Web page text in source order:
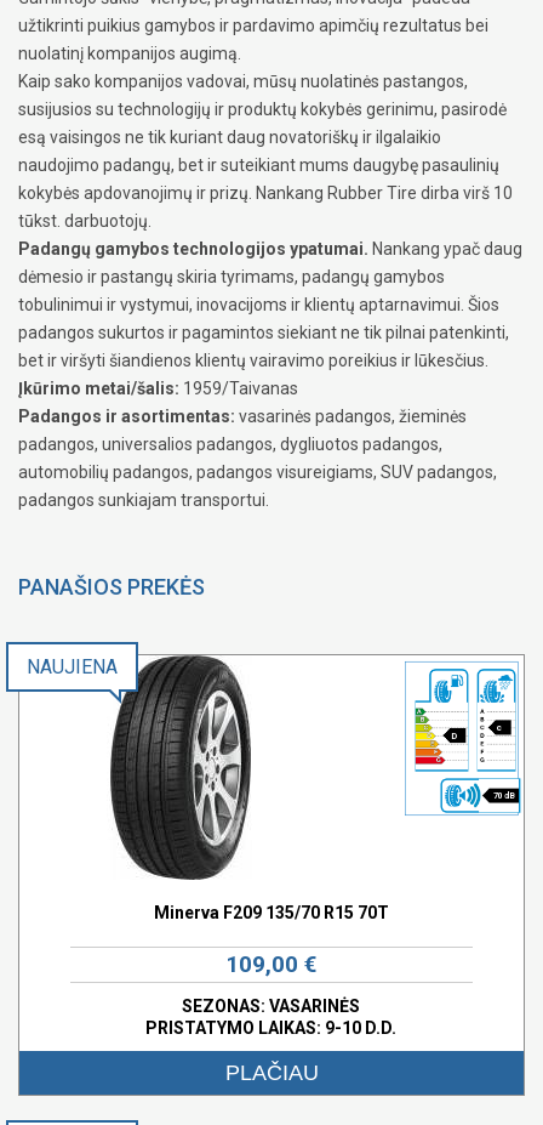
užtikrinti puikius gamybos ir pardavimo apimčių rezultatus bei
nuolatinį kompanijos augimą.
Kaip sako kompanijos vadovai, mūsų nuolatinės pastangos,
susijusios su technologijų ir produktų kokybės gerinimu, pasirodė
esą vaisingos ne tik kuriant daug novatoriškų ir ilgalaikio
naudojimo padangų, bet ir suteikiant mums daugybę pasaulinių
kokybės apdovanojimų ir prizų. Nankang Rubber Tire dirba virš 10
tūkst. darbuotojų.
Padangų gamybos technologijos ypatumai. Nankang ypač daug
dėmesio ir pastangų skiria tyrimams, padangų gamybos
tobulinimui ir vystymui, inovacijoms ir klientų aptarnavimui. Šios
padangos sukurtos ir pagamintos siekiant ne tik pilnai patenkinti,
bet ir viršyti šiandienos klientų vairavimo poreikius ir lūkesčius.
Įkūrimo metai/šalis: 1959/Taivanas
Padangos ir asortimentas: vasarinės padangos, žieminės
padangos, universalios padangos, dygliuotos padangos,
automobilių padangos, padangos visureigiams, SUV padangos,
padangos sunkiajam transportui.
PANAŠIOS PREKĖS
D
c
70 dB
NAUJIENA
Minerva F209 135/70 R15 70T
109,00 €
SEZONAS: VASARINĖS
PRISTATYMO LAIKAS: 9-10 D.D.
PLAČIAU